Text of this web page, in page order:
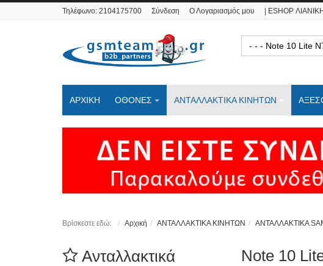
Τηλέφωνο: 2104175700 Σύνδεση Ο Λογαριασμός μου | ESHOP
- - - Note 10 Lite
ΑΡΧΙΚΗ ΟΘΟΝΕΣ ΑΝΤΑΛΛΑΚΤΙΚΑ ΚΙΝΗΤΩΝ
Βρίσκεστε εδώ: Αρχική ΑΝΤΑΛΛΑΚΤΙΚΑ ΚΙΝΗΤΩΝ ΑΝΤΑΛΛΑΚΤΙΚΑ
Note 10
Ανταλλακτικά